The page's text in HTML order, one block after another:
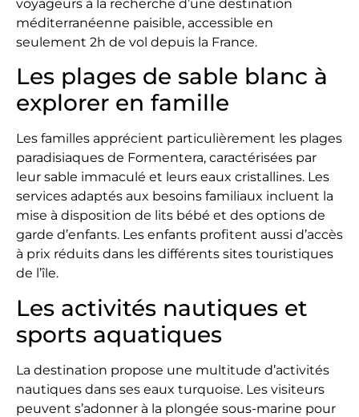
voyageurs à la recherche d’une destination
méditerranéenne paisible, accessible en
seulement 2h de vol depuis la France.
Les plages de sable blanc à
explorer en famille
Les familles apprécient particulièrement les plages
paradisiaques de Formentera, caractérisées par
leur sable immaculé et leurs eaux cristallines. Les
services adaptés aux besoins familiaux incluent la
mise à disposition de lits bébé et des options de
garde d’enfants. Les enfants profitent aussi d’accès
à prix réduits dans les différents sites touristiques
de l’île.
Les activités nautiques et
sports aquatiques
La destination propose une multitude d’activités
nautiques dans ses eaux turquoise. Les visiteurs
peuvent s’adonner à la plongée sous-marine pour